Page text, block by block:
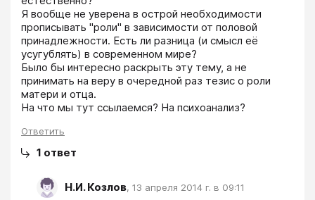
Я вообще не уверена в острой необходимости
прописывать "роли" в зависимости от половой
принадлежности. Есть ли разница (и смысл её
усугублять) в современном мире?
Было бы интересно раскрыть эту тему, а не
принимать на веру в очередной раз тезис о роли
матери и отца.
На что мы тут ссылаемся? На психоанализ?
Ответить
1 ответ
Н.И. Козлов, 13 апреля 2014 г. в 09:11